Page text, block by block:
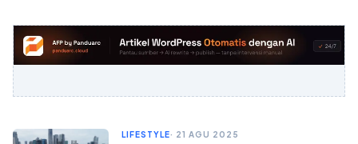
LIFESTYLE· 21 AGU 2025